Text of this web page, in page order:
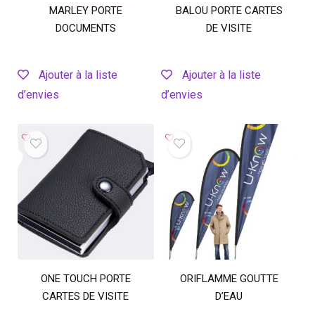
MARLEY PORTE
DOCUMENTS
Ajouter à la liste
d’envies
BALOU PORTE CARTES
DE VISITE
Ajouter à la liste
d’envies
ONE TOUCH PORTE
CARTES DE VISITE
ORIFLAMME GOUTTE
D’EAU